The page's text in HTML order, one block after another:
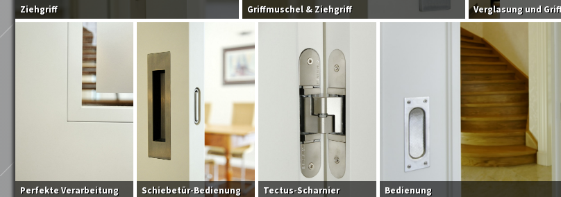
Ziehgriff Griffmuschel & Ziehgriff Verglasung und
Perfekte Verarbeitung Schiebetür-Bedienung Tectus-Scharnier Bedienung